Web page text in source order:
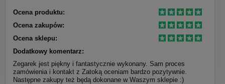
Ocena produktu:
Ocena zakupów:
Ocena sklepu:
Dodatkowy komentarz:
Zegarek jest piękny i fantastycznie wykonany. Sam proces
zamówienia i kontakt z Zatoką oceniam bardzo pozytywnie.
Następne zakupy też będą dokonane w Waszym sklepie :)